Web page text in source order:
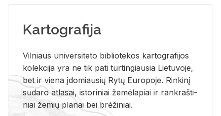
Kartografija
Vil­niaus uni­ver­si­te­to bi­b­lio­te­kos kar­to­gra­fi­jos
ko­lek­ci­ja yra ne tik pati tur­tin­giau­sia Lie­tu­vo­je,
bet ir vie­na įdo­miau­sių Rytų Eu­ro­po­je. Rin­ki­nį
su­da­ro at­la­sai, is­to­ri­niai že­mė­la­piai ir rank­raš­ti­
niai že­mių pla­nai bei brė­ži­niai.